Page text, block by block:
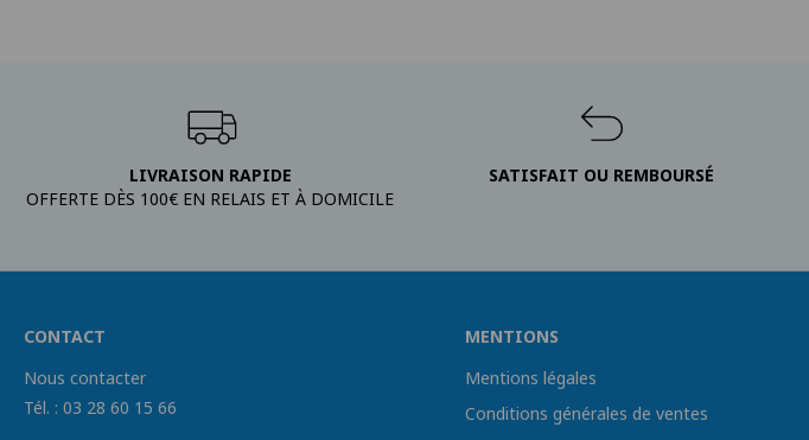
LIVRAISON RAPIDE
OFFERTE DÈS 100€ EN RELAIS ET À DOMICILE
SATISFAIT OU REMBOURSÉ
CONTACT
Nous contacter
Tél. : 03 28 60 15 66
MENTIONS
Mentions légales
Conditions générales de ventes